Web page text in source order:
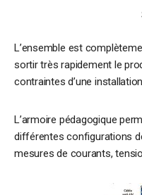
L’ensemble est
sortir très rapidement le
contraintes d’une
L’armoire pédagogique
différentes configurations
mesures de courants,